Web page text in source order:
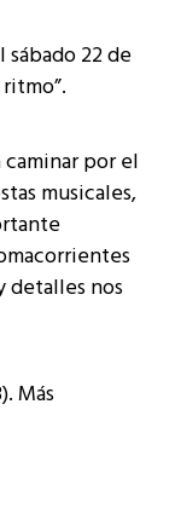
22 de
caminar por el
musicales,
detalles nos
Más